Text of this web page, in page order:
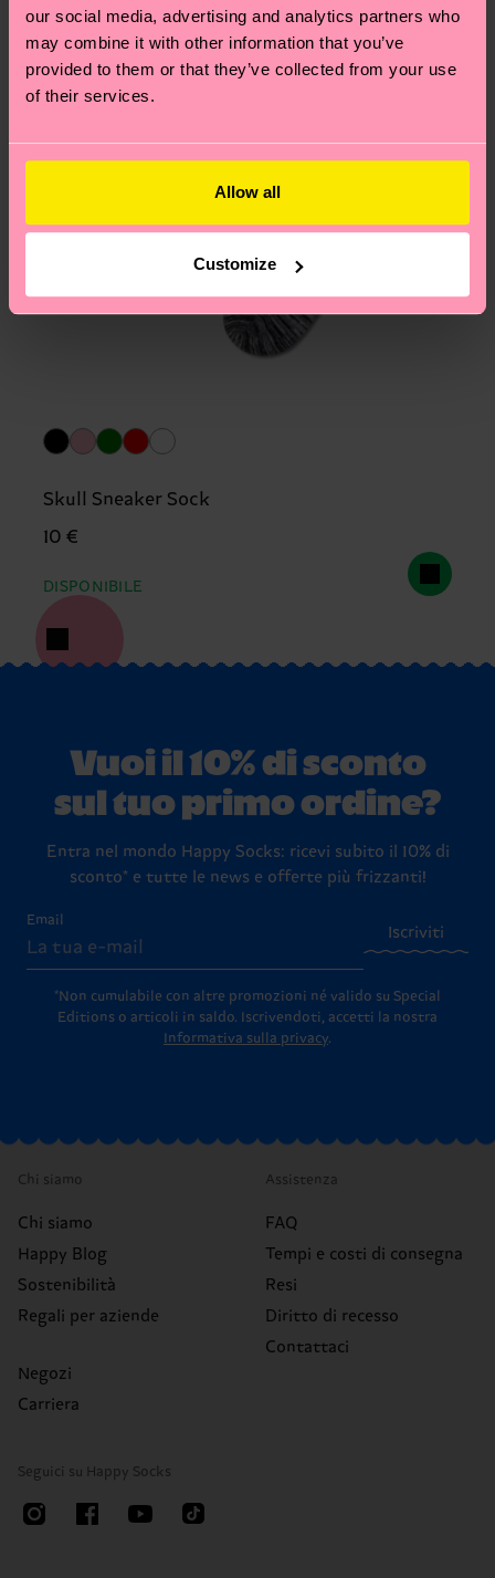
our social media, advertising and analytics partners who
may combine it with other information that you’ve
provided to them or that they’ve collected from your use
of their services.
Allow all
Customize
Skull Sneaker Sock
10 €
DISPONIBILE
Vuoi il 10% di sconto
sul tuo primo ordine?
Entra nel mondo Happy Socks: ricevi subito il 10% di
sconto* e tutte le news e offerte più frizzanti!
Email
Iscriviti
*Non cumulabile con altre promozioni né valido su Special
Editions o articoli in saldo.
Iscrivendoti, accetti la nostra
Informativa sulla privacy.
Chi siamo
Chi siamo
Happy Blog
Sostenibilità
Regali per aziende
Negozi
Carriera
Assistenza
FAQ
Tempi e costi di consegna
Resi
Diritto di recesso
Contattaci
Seguici su Happy Socks